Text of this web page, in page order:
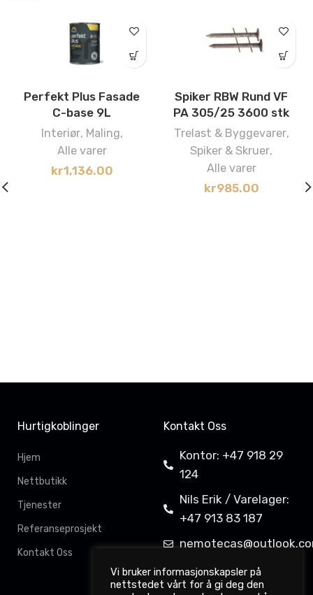
Perfekt Plus Fasade
C-base 9L
Interiør, Maling,
Alle varer
kr1,136.00
Spiker RBW Rund VF
PA 305/25 3600 stk
Trelast & Byggevarer,
Spiker & Skruer,
Alle varer
kr985.00
Hurtigkoblinger
Hjem
Nettbutikk
Tjenester
Referanseprosjekt
Kontakt Oss
Kontakt Oss
Kontor: +47 918 29
124
Nils Erik / Varelager:
+47 913 83 187
Davit Gahkkorluodda
11,
Vi bruker informasjonskapsler på
nettstedet vårt for å gi deg den